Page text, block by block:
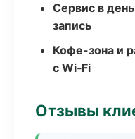
Сервис в
запись
Кофе-зона и
с Wi‑Fi
Отзывы